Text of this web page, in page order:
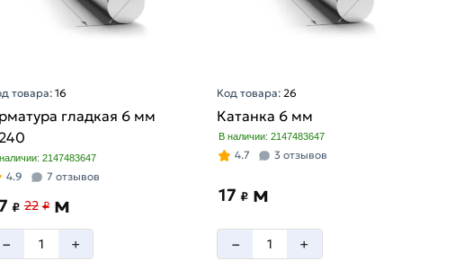
товара: 16
гладкая 6 мм
2147483647
4.9 7 отзывов
₽ 22 ₽ м
– +
Код товара:26
Катанка 6 мм
В наличии: 2147483647
4.7 3 отзывов
17₽ м
– +